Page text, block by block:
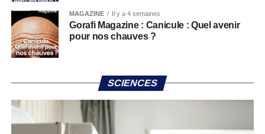
MAGAZINE Il y a 4 semaines
Gorafi Magazine : Canicule : Quel avenir
pour nos chauves ?
SCIENCES